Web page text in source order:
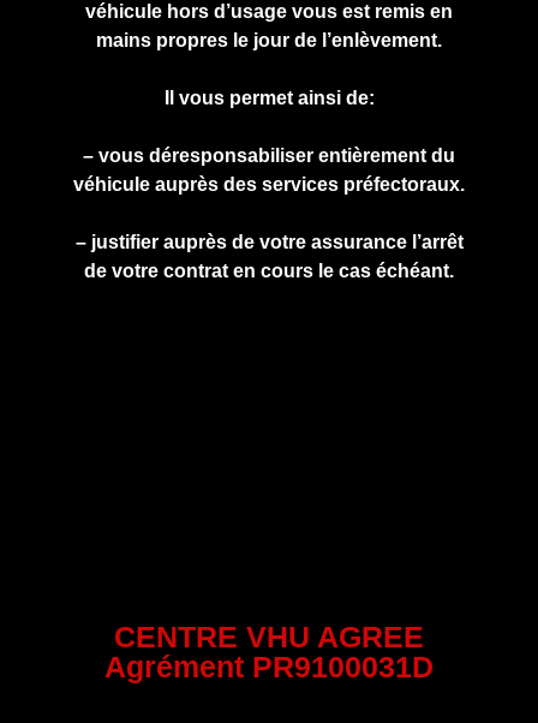
véhicule hors d’usage vous est remis en
mains propres le jour de l’enlèvement.
Il vous permet ainsi de:
– vous déresponsabiliser entièrement du
véhicule auprès des services préfectoraux.
– justifier auprès de votre assurance l’arrêt
de votre contrat en cours le cas échéant.
CENTRE VHU AGREE
Agrément PR9100031D